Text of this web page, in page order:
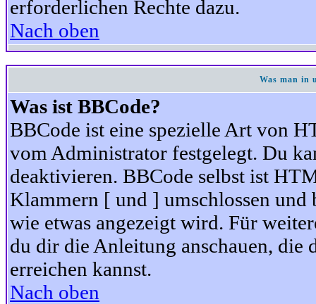
erforderlichen Rechte dazu.
Nach oben
Was man in
Was ist BBCode?
BBCode ist eine spezielle Art von
vom Administrator festgelegt. Du
deaktivieren. BBCode selbst ist
Klammern [ und ] umschlossen
wie etwas angezeigt wird. Für
du dir die Anleitung anschauen, die
erreichen kannst.
Nach oben